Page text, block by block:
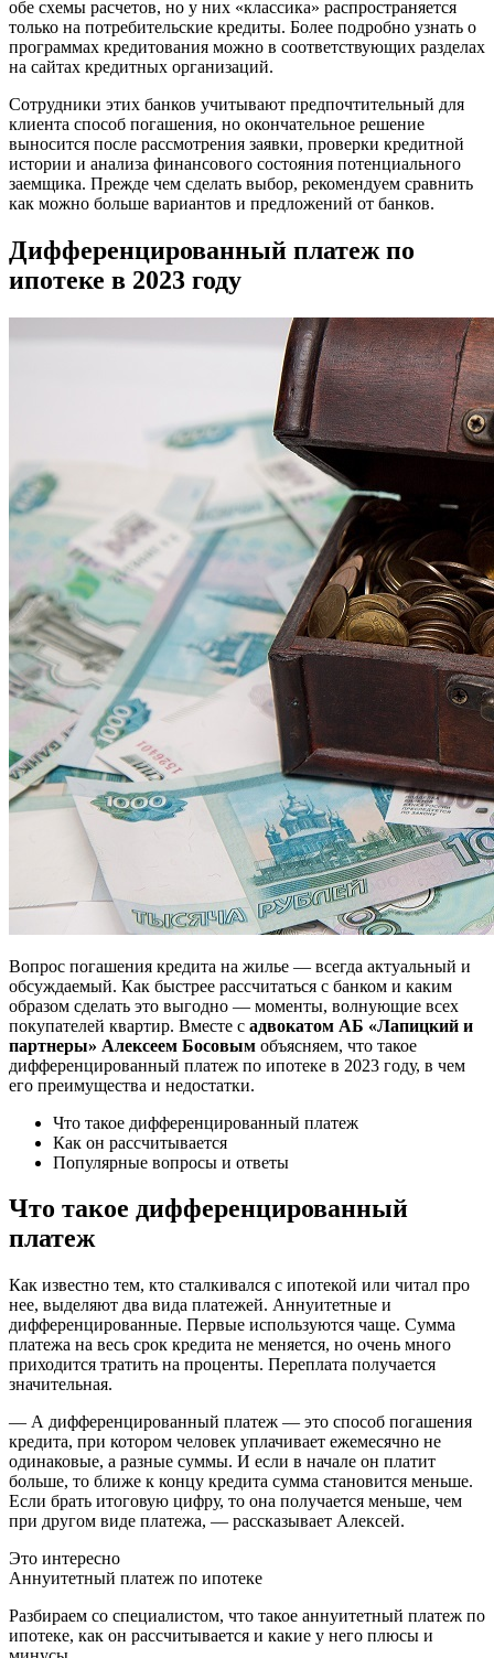
обе схемы расчетов, но у них «классика» распространяется
только на потребительские кредиты. Более подробно узнать о
программах кредитования можно в соответствующих разделах
на сайтах кредитных организаций.
Сотрудники этих банков учитывают предпочтительный для
клиента способ погашения, но окончательное решение
выносится после рассмотрения заявки, проверки кредитной
истории и анализа финансового состояния потенциального
заемщика. Прежде чем сделать выбор, рекомендуем сравнить
как можно больше вариантов и предложений от банков.
Дифференцированный платеж по
ипотеке в 2023 году
Вопрос погашения кредита на жилье — всегда актуальный и
обсуждаемый. Как быстрее рассчитаться с банком и каким
образом сделать это выгодно — моменты, волнующие всех
покупателей квартир. Вместе с адвокатом АБ «Лапицкий и
партнеры» Алексеем Босовым объясняем, что такое
дифференцированный платеж по ипотеке в 2023 году, в чем
его преимущества и недостатки.
Что такое дифференцированный платеж
Как он рассчитывается
Популярные вопросы и ответы
Что такое дифференцированный
платеж
Как известно тем, кто сталкивался с ипотекой или читал про
нее, выделяют два вида платежей. Аннуитетные и
дифференцированные. Первые используются чаще. Сумма
платежа на весь срок кредита не меняется, но очень много
приходится тратить на проценты. Переплата получается
значительная.
— А дифференцированный платеж — это способ погашения
кредита, при котором человек уплачивает ежемесячно не
одинаковые, а разные суммы. И если в начале он платит
больше, то ближе к концу кредита сумма становится меньше.
Если брать итоговую цифру, то она получается меньше, чем
при другом виде платежа, — рассказывает Алексей.
Это интересно
Аннуитетный платеж по ипотеке
Разбираем со специалистом, что такое аннуитетный платеж по
ипотеке, как он рассчитывается и какие у него плюсы и